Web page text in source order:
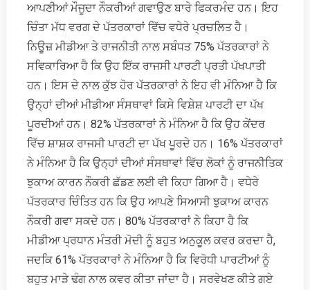
ਆਪਣੀਆਂ ਮੌਜੂਦਾ ਨੌਕਰੀਆਂ ਗਵਾਉਣ ਬਾਰੇ ਫਿਕਰਮੰਦ ਹਨ। ਇਹ
ਚਿੰਤਾ ਮੱਧ ਵਰਗ ਦੇ ਪੱਤਰਕਾਰਾਂ ਵਿੱਚ ਵਧੇਰੇ ਪ੍ਰਚਲਿਤ ਹੈ।
ਨਿਊਜ਼ ਮੀਡੀਆ ਤੇ ਰਾਜਨੀਤੀ ਨਾਲ ਸਬੰਧਤ 75% ਪੱਤਰਕਾਰਾਂ ਨੇ
ਸਵਿਕਾਰਿਆ ਹੈ ਕਿ ਉਹ ਇੱਕ ਰਾਜਸੀ ਪਾਰਟੀ ਪ੍ਰਤੀ ਪੱਖਪਾਤੀ
ਹਨ। ਇਸ ਦੇ ਨਾਲ ਕੁੱਝ ਹੋਰ ਪੱਤਰਕਾਰਾਂ ਨੇ ਇਹ ਵੀ ਮੰਨਿਆ ਹੈ ਕਿ
ਉਨ੍ਹਾਂ ਦੀਆਂ ਮੀਡੀਆ ਸੰਸਥਾਵਾਂ ਕਿਸੇ ਵਿਸ਼ੇਸ਼ ਪਾਰਟੀ ਦਾ ਪੱਖ
ਪੂਰਦੀਆਂ ਹਨ। 82% ਪੱਤਰਕਾਰਾਂ ਨੇ ਮੰਨਿਆ ਹੈ ਕਿ ਉਹ ਕੇਂਦਰ
ਵਿੱਚ ਸ਼ਾਸ਼ਕ ਰਾਜਸੀ ਪਾਰਟੀ ਦਾ ਪੱਖ ਪੂਰਦੇ ਹਨ। 16% ਪੱਤਰਕਾਰਾਂ
ਨੇ ਮੰਨਿਆ ਹੈ ਕਿ ਉਨ੍ਹਾਂ ਦੀਆਂ ਸੰਸਥਾਵਾਂ ਵਿੱਚ ਲੋਕਾਂ ਨੂੰ ਰਾਜਨੀਤਿਕ
ਝੁਕਾਅ ਕਾਰਨ ਨੌਕਰੀ ਛੱਡਣ ਲਈ ਵੀ ਕਿਹਾ ਗਿਆ ਹੈ। ਵਧੇਰੇ
ਪੱਤਰਕਾਰ ਚਿੰਤਿਤ ਹਨ ਕਿ ਉਹ ਆਪਣੇ ਸਿਆਸੀ ਝੁਕਾਅ ਕਾਰਨ
ਨੌਕਰੀ ਗਵਾ ਸਕਦੇ ਹਨ। 80% ਪੱਤਰਕਾਰਾਂ ਨੇ ਕਿਹਾ ਹੈ ਕਿ
ਮੀਡੀਆ ਪ੍ਰਧਾਨ ਮੰਤਰੀ ਮੋਦੀ ਨੂੰ ਬਹੁਤ ਅਨੁਕੂਲ ਕਵਰ ਕਰਦਾ ਹੈ,
ਜਦਕਿ 61% ਪੱਤਰਕਾਰਾਂ ਨੇ ਮੰਨਿਆ ਹੈ ਕਿ ਵਿਰੋਧੀ ਪਾਰਟੀਆਂ ਨੂੰ
ਬਹੁਤ ਮਾੜੇ ਢੰਗ ਨਾਲ ਕਵਰ ਕੀਤਾ ਜਾਂਦਾ ਹੈ। ਸਰਵੇਖਣ ਕੀਤੇ ਗਏ